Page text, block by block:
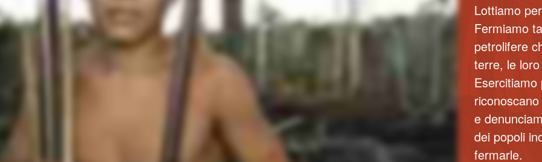
Lottiamo
Fermiamo
petrolifere
terre, le
e
dei popoli
fermarle.